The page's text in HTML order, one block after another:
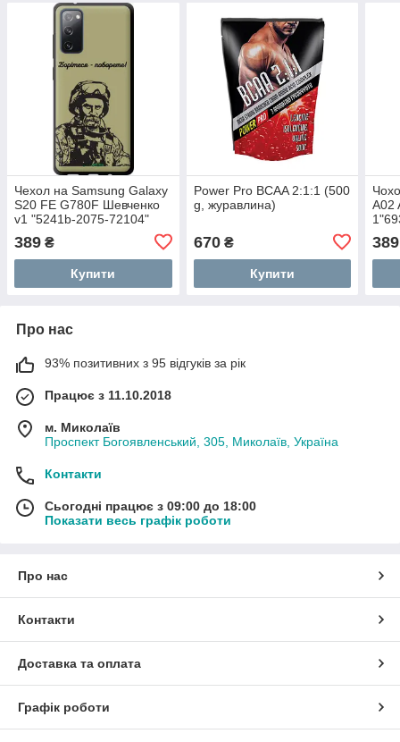
Чехол на Samsung Galaxy
S20 FE G780F Шевченко
v1 "5241b-2075-72104"
389 ₴
Купити
Power Pro BCAA 2:1:1 (500
g, журавлина)
670₴
Купити
A02
389
Про нас
93% позитивних з 95 відгуків за рік
Працює з 11.10.2018
м. Миколаїв
Проспект Богоявленський, 305, Миколаїв, Україна
Контакти
Сьогодні працює з 09:00 до 18:00
Показати весь графік роботи
Про нас
Контакти
Доставка та оплата
Графік роботи